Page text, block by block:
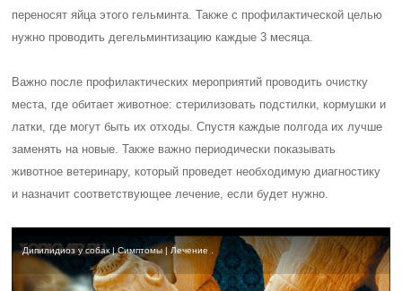
переносят яйца этого гельминта. Также с профилактической целью
нужно проводить дегельминтизацию каждые 3 месяца.
Важно после профилактических мероприятий проводить очистку
места, где обитает животное: стерилизовать подстилки, кормушки и
латки, где могут быть их отходы. Спустя каждые полгода их лучше
заменять на новые. Также важно периодически показывать
животное ветеринару, который проведет необходимую диагностику
и назначит соответствующее лечение, если будет нужно.
Дипилидиоз у собак | Симптомы | Лечение .